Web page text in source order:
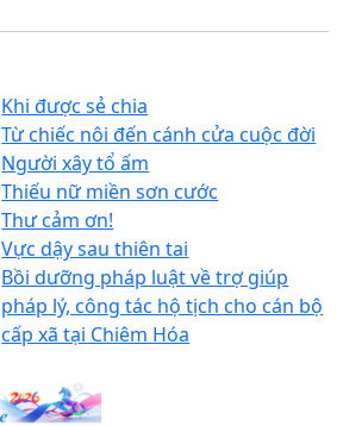
Khi được sẻ chia
Từ chiếc nôi đến cánh cửa cuộc đời
Người xây tổ ấm
Thiếu nữ miền sơn cước
Thư cảm ơn!
Vực dậy sau thiên tai
Bồi dưỡng pháp luật về trợ giúp
pháp lý, công tác hộ tịch cho cán bộ
cấp xã tại Chiêm Hóa